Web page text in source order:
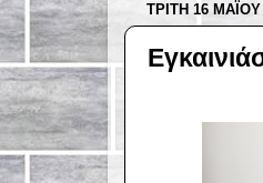
ΤΡΊΤΗ 16 ΜΑΪ́ΟΥ